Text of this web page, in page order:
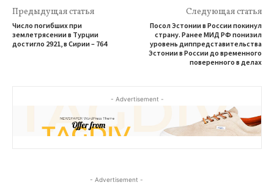
Предыдущая статья
Число погибших при
землетрясении в Турции
достигло 2921, в Сирии – 764
Следующая статья
Посол Эстонии в России покинул
страну. Ранее МИД РФ понизил
уровень диппредставительства
Эстонии в России до временного
поверенного в делах
- Advertisement -
- Advertisement -